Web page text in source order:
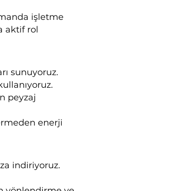
işletme
aktif rol
sunuyoruz.
peyzaj
enerji
indiriyoruz.